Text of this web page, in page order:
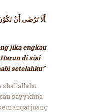
أَلَا تَرْضَى أَنْ
jika engkau
di sisi
setelahku”
shallallahu
sayyidina
juang